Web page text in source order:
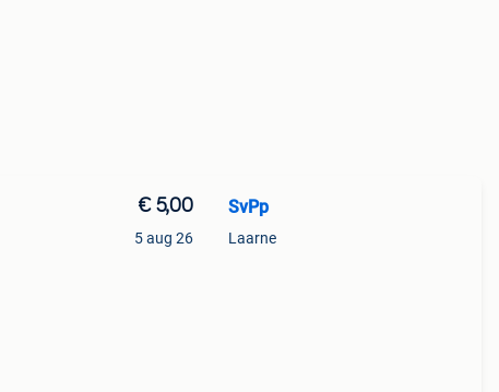
€ 5,00
5 aug 26
SvPp
Laarne